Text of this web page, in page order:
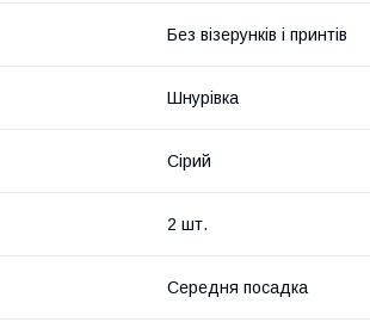
Без візерунків і принтів
Шнурівка
Сірий
2 шт.
Середня посадка